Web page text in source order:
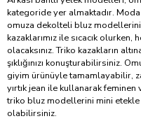
kategoride yer almaktadır. Moda
omuza dekolteli bluz
kazaklarımız ile sıcacık
olacaksınız. Triko kazakların
şıklığınızı konuşturabilirsiniz.
giyim ürünüyle tamamlayabilir,
yırtık jean ile kullanarak
triko bluz modellerini mini
olabilirsiniz.